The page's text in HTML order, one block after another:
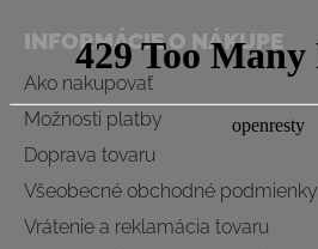
INFORMÁCIE O NÁKUPE
Ako nakupovať
Možnosti platby
Doprava tovaru
Všeobecné obchodné podmienky
Vrátenie a reklamácia tovaru